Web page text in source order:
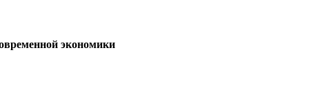
экономики